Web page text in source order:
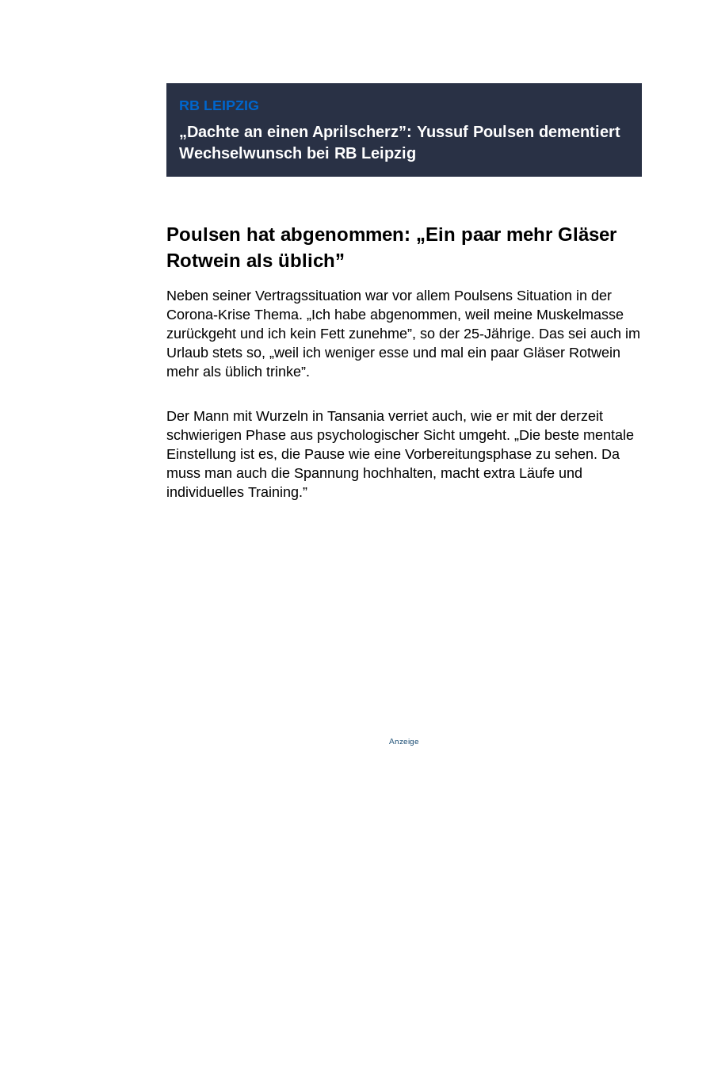
RB LEIPZIG
„Dachte an einen Aprilscherz”: Yussuf Poulsen dementiert
Wechselwunsch bei RB Leipzig
Poulsen hat abgenommen: „Ein paar mehr Gläser
Rotwein als üblich”
Neben seiner Vertragssituation war vor allem Poulsens Situation in der
Corona-Krise Thema. „Ich habe abgenommen, weil meine Muskelmasse
zurückgeht und ich kein Fett zunehme”, so der 25-Jährige. Das sei auch im
Urlaub stets so, „weil ich weniger esse und mal ein paar Gläser Rotwein
mehr als üblich trinke”.
Der Mann mit Wurzeln in Tansania verriet auch, wie er mit der derzeit
schwierigen Phase aus psychologischer Sicht umgeht. „Die beste mentale
Einstellung ist es, die Pause wie eine Vorbereitungsphase zu sehen. Da
muss man auch die Spannung hochhalten, macht extra Läufe und
individuelles Training.”
Anzeige